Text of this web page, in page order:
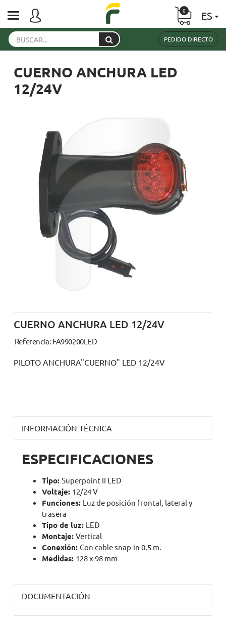
PEDIDO DIRECTO
ES
0
CUERNO ANCHURA LED
12/24V
CUERNO ANCHURA LED 12/24V
Referencia: FA990200LED
PILOTO ANCHURA"CUERNO" LED 12/24V
INFORMACIÓN TÉCNICA
ESPECIFICACIONES
Tipo: Superpoint II LED
Voltaje: 12/24 V
Funciones: Luz de posición frontal, lateral y
trasera
Tipo de luz: LED
Montaje: Vertical
Conexión: Con cable snap-in 0,5 m.
Medidas: 128 x 98 mm
DOCUMENTACIÓN